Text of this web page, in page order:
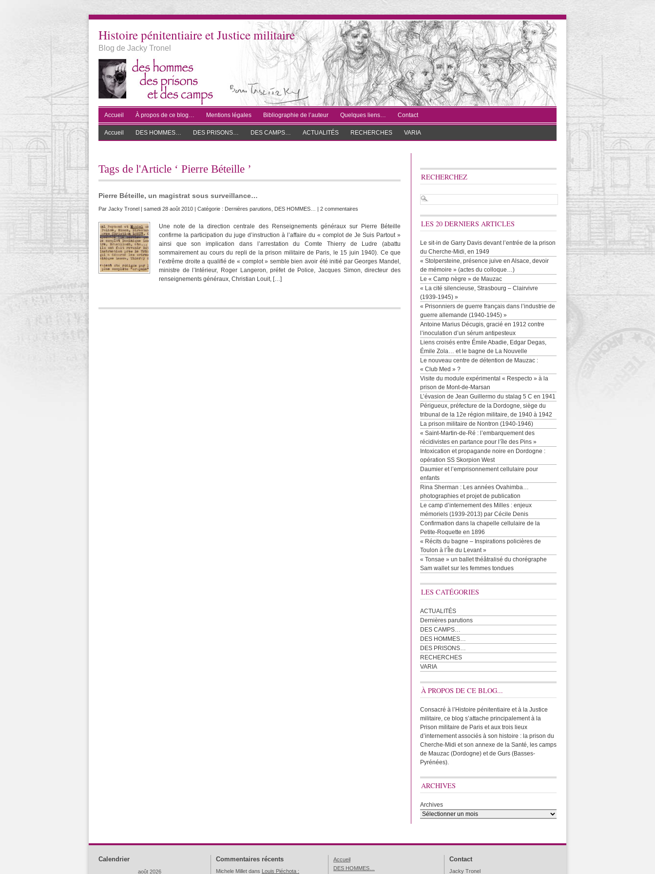
Histoire pénitentiaire et Justice militaire
Blog de Jacky Tronel
Accueil À propos de ce blog… Mentions légales Bibliographie de l’auteur Quelques liens… Contact
Accueil DES HOMMES… DES PRISONS… DES CAMPS… ACTUALITÉS RECHERCHES VARIA
Tags de l'Article ‘ Pierre Béteille ’
Pierre Béteille, un magistrat sous surveillance…
Par Jacky Tronel | samedi 28 août 2010 | Catégorie : Dernières parutions DES HOMMES… | 2 commentaires
Une note de la direction centrale des Renseignements généraux sur Pierre Béteille
confirme la participation du juge d’instruction à l’affaire du « complot de Je Suis Partout »
ainsi que son implication dans l’arrestation du Comte Thierry de Ludre (abattu
sommairement au cours du repli de la prison militaire de Paris, le 15 juin 1940). Ce que
l’extrême droite a qualifié de « complot » semble bien avoir été initié par Georges Mandel,
ministre de l’Intérieur, Roger Langeron, préfet de Police, Jacques Simon, directeur des
renseignements généraux, Christian Louit, […]
RECHERCHEZ
LES 20 DERNIERS ARTICLES
Le sit-in de Garry Davis devant l’entrée de la prison
du Cherche-Midi, en 1949
« Stolpersteine, présence juive en Alsace, devoir
de mémoire » (actes du colloque…)
Le « Camp nègre » de Mauzac
« La cité silencieuse, Strasbourg – Clairvivre
(1939-1945) »
« Prisonniers de guerre français dans l’industrie de
guerre allemande (1940-1945) »
Antoine Marius Décugis, gracié en 1912 contre
l’inoculation d’un sérum antipesteux
Liens croisés entre Émile Abadie, Edgar Degas,
Émile Zola… et le bagne de La Nouvelle
Le nouveau centre de détention de Mauzac :
« Club Med » ?
Visite du module expérimental « Respecto » à la
prison de Mont-de-Marsan
L’évasion de Jean Guillermo du stalag 5 C en 1941
Périgueux, préfecture de la Dordogne, siège du
tribunal de la 12e région militaire, de 1940 à 1942
La prison militaire de Nontron (1940-1946)
« Saint-Martin-de-Ré : l’embarquement des
récidivistes en partance pour l’île des Pins »
Intoxication et propagande noire en Dordogne :
opération SS Skorpion West
Daumier et l’emprisonnement cellulaire pour
enfants
Rina Sherman : Les années Ovahimba…
photographies et projet de publication
Le camp d’internement des Milles : enjeux
mémoriels (1939-2013) par Cécile Denis
Confirmation dans la chapelle cellulaire de la
Petite-Roquette en 1896
« Récits du bagne – Inspirations policières de
Toulon à l’Île du Levant »
« Tonsae » un ballet théâtralisé du chorégraphe
Sam wallet sur les femmes tondues
LES CATÉGORIES
ACTUALITÉS
Dernières parutions
DES CAMPS…
DES HOMMES…
DES PRISONS…
RECHERCHES
VARIA
À PROPOS DE CE BLOG...
Consacré à l’Histoire pénitentiaire et à la Justice
militaire, ce blog s’attache principalement à la
Prison militaire de Paris et aux trois lieux
d’internement associés à son histoire : la prison du
Cherche-Midi et son annexe de la Santé, les camps
de Mauzac (Dordogne) et de Gurs (Basses-
Pyrénées).
ARCHIVES
Archives
Calendrier
août 2026
Commentaires récents
Michele Millet dans Louis Piéchota :
Accueil
DES HOMMES…
Contact
Jacky Tronel